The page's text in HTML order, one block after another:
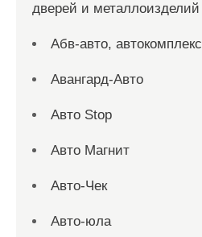
дверей и металлоизделий
Абв-авто, автокомплекс
Авангард-Авто
Авто Stop
Авто Магнит
Авто-Чек
Авто-юла